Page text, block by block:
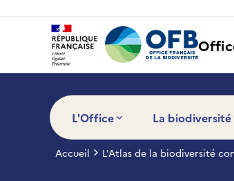
L'Office La biodiversité
Accueil L'Atlas de la biodiversité